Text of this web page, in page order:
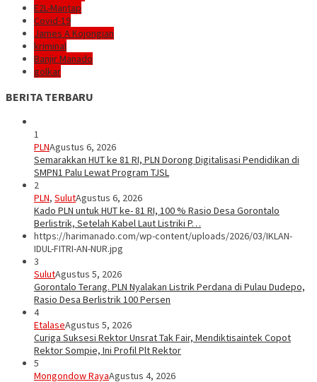
E2L-Mantap
Covid-19
James A Kojongian
kriminal
Banjir Manado
golkar
BERITA TERBARU
1
PLNAgustus 6, 2026
Semarakkan HUT ke 81 RI, PLN Dorong Digitalisasi Pendidikan di
SMPN1 Palu Lewat Program TJSL
2
PLN, SulutAgustus 6, 2026
Kado PLN untuk HUT ke- 81 RI, 100 % Rasio Desa Gorontalo
Berlistrik, Setelah Kabel Laut Listriki P…
https://harimanado.com/wp-content/uploads/2026/03/IKLAN-
IDUL-FITRI-AN-NUR.jpg
3
SulutAgustus 5, 2026
Gorontalo Terang. PLN Nyalakan Listrik Perdana di Pulau Dudepo,
Rasio Desa Berlistrik 100 Persen
4
EtalaseAgustus 5, 2026
Curiga Suksesi Rektor Unsrat Tak Fair, Mendiktisaintek Copot
Rektor Sompie, Ini Profil Plt Rektor
5
Mongondow RayaAgustus 4, 2026